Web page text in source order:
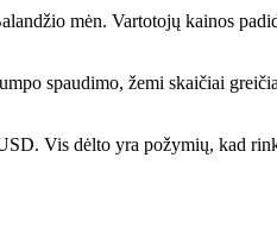
mėn. Vartotojų kainos
spaudimo, žemi skaičiai
Vis dėlto yra požymių, kad